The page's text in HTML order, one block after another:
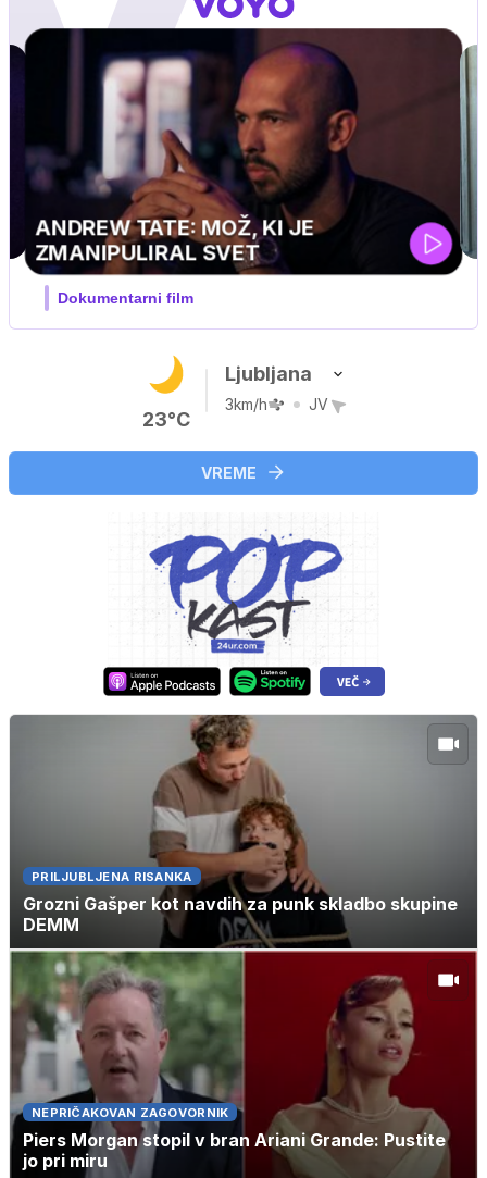
MOJ PRIJATELJ PINGVIN
Film meseca / družinski, pustolovski
23°C
Ljubljana
3km/h JV
VREME
PRILJUBLJENA RISANKA
Grozni Gašper kot navdih za punk skladbo skupine
DEMM
NEPRIČAKOVAN ZAGOVORNIK
Piers Morgan stopil v bran Ariani Grande: Pustite
jo pri miru